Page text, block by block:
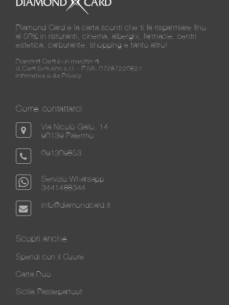
Diamond Card è la carta sconti che ti fa risparmiare fino
al 50% in ristoranti, cinema, alberghi, farmacie, centri
estetica, carburante, shopping e tanto altro!
Diamond Card è un marchio di
Vi.Card Evolution s.r.l. - P.IVA: 07287220821
Informativa sulla Privacy
Come contattarci
Via Nicolò Gallo, 14
90139 Palermo
091309853
Servizio Whatsapp
3441488344
info@diamondcard.it
Scopri anche
Spendi con il Cuore
Carta Duo
Sicilia Passepartout